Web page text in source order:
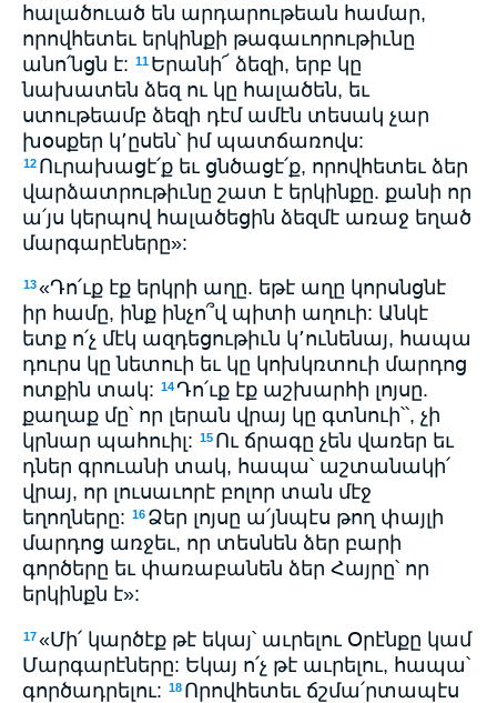
հալածուած են արդարութեան համար,
որովհետեւ երկինքի թագաւորութիւնը
անո՛նցն է: 11 Երանի՜ ձեզի, երբ կը
նախատեն ձեզ ու կը հալածեն, եւ
ստութեամբ ձեզի դէմ ամէն տեսակ չար
խօսքեր կ՚ըսեն՝ իմ պատճառովս:
12 Ուրախացէ՛ք եւ ցնծացէ՛ք, որովհետեւ ձեր
վարձատրութիւնը շատ է երկինքը. քանի որ
ա՛յս կերպով հալածեցին ձեզմէ առաջ եղած
մարգարէները»:
13«Դո՛ւք էք երկրի աղը. եթէ աղը կորսնցնէ
իր համը, ինք ինչո՞վ պիտի աղուի: Անկէ
ետք ո՛չ մէկ ազդեցութիւն կ՚ունենայ, հապա
դուրս կը նետուի եւ կը կոխկռտուի մարդոց
ոտքին տակ: 14Դո՛ւք էք աշխարհի լոյսը.
քաղաք մը՝ որ լերան վրայ կը գտնուի՝՝, չի
կրնար պահուիլ: 15 Ու ճրագը չեն վառեր եւ
դներ գրուանի տակ, հապա՝ աշտանակի՛
վրայ, որ լուսաւորէ բոլոր տան մէջ
եղողները: 16 Ձեր լոյսը ա՛յնպէս թող փայլի
մարդոց առջեւ, որ տեսնեն ձեր բարի
գործերը եւ փառաբանեն ձեր Հայրը՝ որ
երկինքն է»:
17«Մի՛ կարծէք թէ եկայ՝ աւրելու Օրէնքը կամ
Մարգարէները: Եկայ ո՛չ թէ աւրելու, հապա՝
գործադրելու: 18 Որովհետեւ ճշմա՛րտապէս